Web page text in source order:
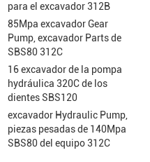
para el excavador 312B
85Mpa excavador Gear
Pump, excavador Parts de
SBS80 312C
16 excavador de la pompa
hydráulica 320C de los
dientes SBS120
excavador Hydraulic Pump,
piezas pesadas de 140Mpa
SBS80 del equipo 312C